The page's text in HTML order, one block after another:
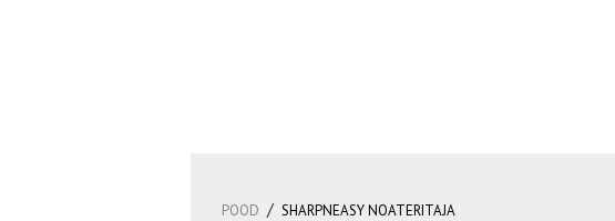
POOD / SHARPNEASY NOATERITAJA